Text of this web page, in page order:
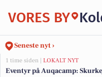
VORES BY
Seneste nyt ›
1 time siden | LOKALT NYT
Eventyr på Auqacamp: